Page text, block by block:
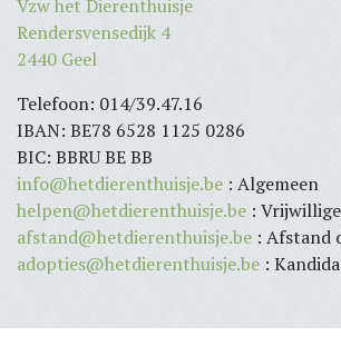
Vzw het Dierenthuisje
Rendersvensedijk 4
2440 Geel
Telefoon: 014/39.47.16
IBAN: BE78 6528 1125 0286
BIC: BBRU BE BB
info@hetdierenthuisje.be : Algemeen
helpen@hetdierenthuisje.be :
afstand@hetdierenthuisje.be : Afstand
adopties@hetdierenthuisje.be :